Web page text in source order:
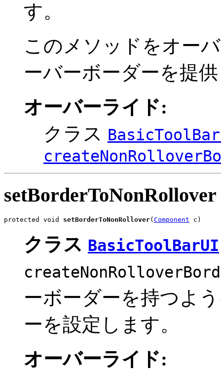
す。
このメソッドをオー
ーバーボーダーを提
オーバーライド:
クラス
setBorderToNonRollover
protected void setBorderToNonRollover(Component c)
クラス BasicToolBarUI
ーボーダーを持つよ
ーを設定します。
オーバーライド: